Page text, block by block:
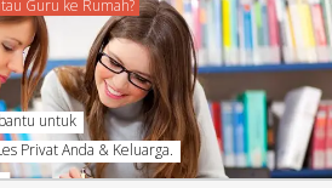
Guru ke Rumah?
untuk
Privat Anda & Keluarga.